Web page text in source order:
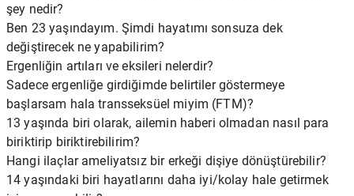
şey nedir?
Ben 23 yaşındayım. Şimdi hayatımı sonsuza dek
değiştirecek ne yapabilirim?
Ergenliğin artıları ve eksileri nelerdir?
Sadece ergenliğe girdiğimde belirtiler göstermeye
başlarsam hala transseksüel miyim (FTM)?
13 yaşında biri olarak, ailemin haberi olmadan nasıl para
biriktirip biriktirebilirim?
Hangi ilaçlar ameliyatsız bir erkeği dişiye dönüştürebilir?
14 yaşındaki biri hayatlarını daha iyi/kolay hale getirmek